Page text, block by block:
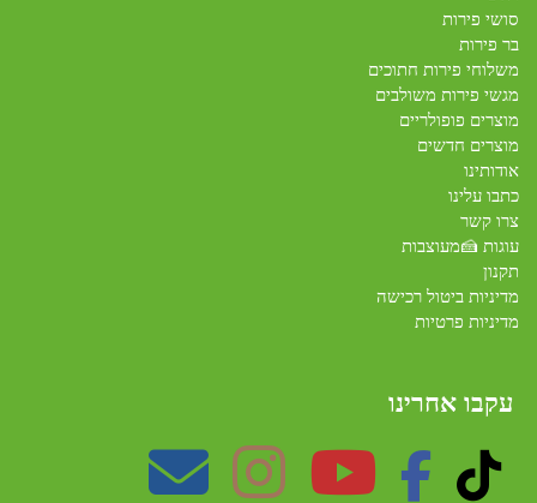
סושי פירות
בר פירות
משלוחי פירות חתוכים
מגשי פירות משולבים
מוצרים פופולריים
מוצרים חדשים
אודותינו
כתבו עלינו
צרו קשר
עוגות 🍰מעוצבות
תקנון
מדיניות ביטול רכישה
מדיניות פרטיות
עקבו אחרינו